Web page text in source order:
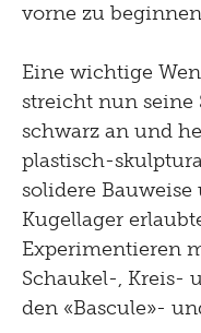
vorne zu
Eine wichtige
streicht nun
schwarz an und
plastisch-
solidere
Kugellager
Experimentieren
Schaukel-, Kreis-
den «Bascule»-